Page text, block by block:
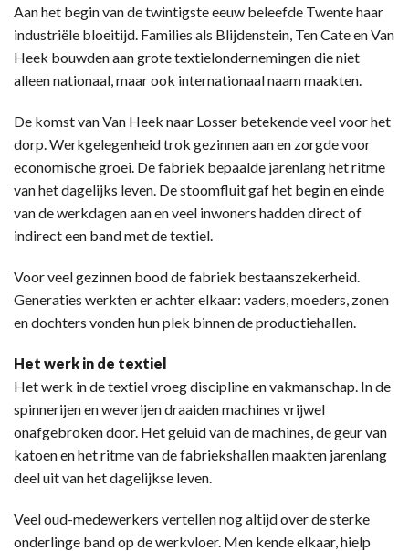
Aan het begin van de twintigste eeuw beleefde Twente haar
industriële bloeitijd. Families als Blijdenstein, Ten Cate en Van
Heek bouwden aan grote textielondernemingen die niet
alleen nationaal, maar ook internationaal naam maakten.
De komst van Van Heek naar Losser betekende veel voor het
dorp. Werkgelegenheid trok gezinnen aan en zorgde voor
economische groei. De fabriek bepaalde jarenlang het ritme
van het dagelijks leven. De stoomfluit gaf het begin en einde
van de werkdagen aan en veel inwoners hadden direct of
indirect een band met de textiel.
Voor veel gezinnen bood de fabriek bestaanszekerheid.
Generaties werkten er achter elkaar: vaders, moeders, zonen
en dochters vonden hun plek binnen de productiehallen.
Het werk in de textiel
Het werk in de textiel vroeg discipline en vakmanschap. In de
spinnerijen en weverijen draaiden machines vrijwel
onafgebroken door. Het geluid van de machines, de geur van
katoen en het ritme van de fabriekshallen maakten jarenlang
deel uit van het dagelijkse leven.
Veel oud-medewerkers vertellen nog altijd over de sterke
onderlinge band op de werkvloer. Men kende elkaar, hielp